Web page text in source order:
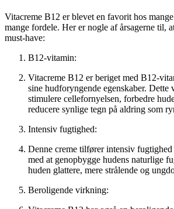
Vitacreme B12 er blevet en favorit hos
mange fordele. Her er nogle af årsagerne til,
must-have:
B12-vitamin:
Vitacreme B12 er beriget med B12-
sine hudforyngende egenskaber.
stimulere cellefornyelsen, forbedre
reducere synlige tegn på aldring som
Intensiv fugtighed:
Denne creme tilfører intensiv
med at genopbygge hudens naturlige
huden glattere, mere strålende og
Beroligende virkning: